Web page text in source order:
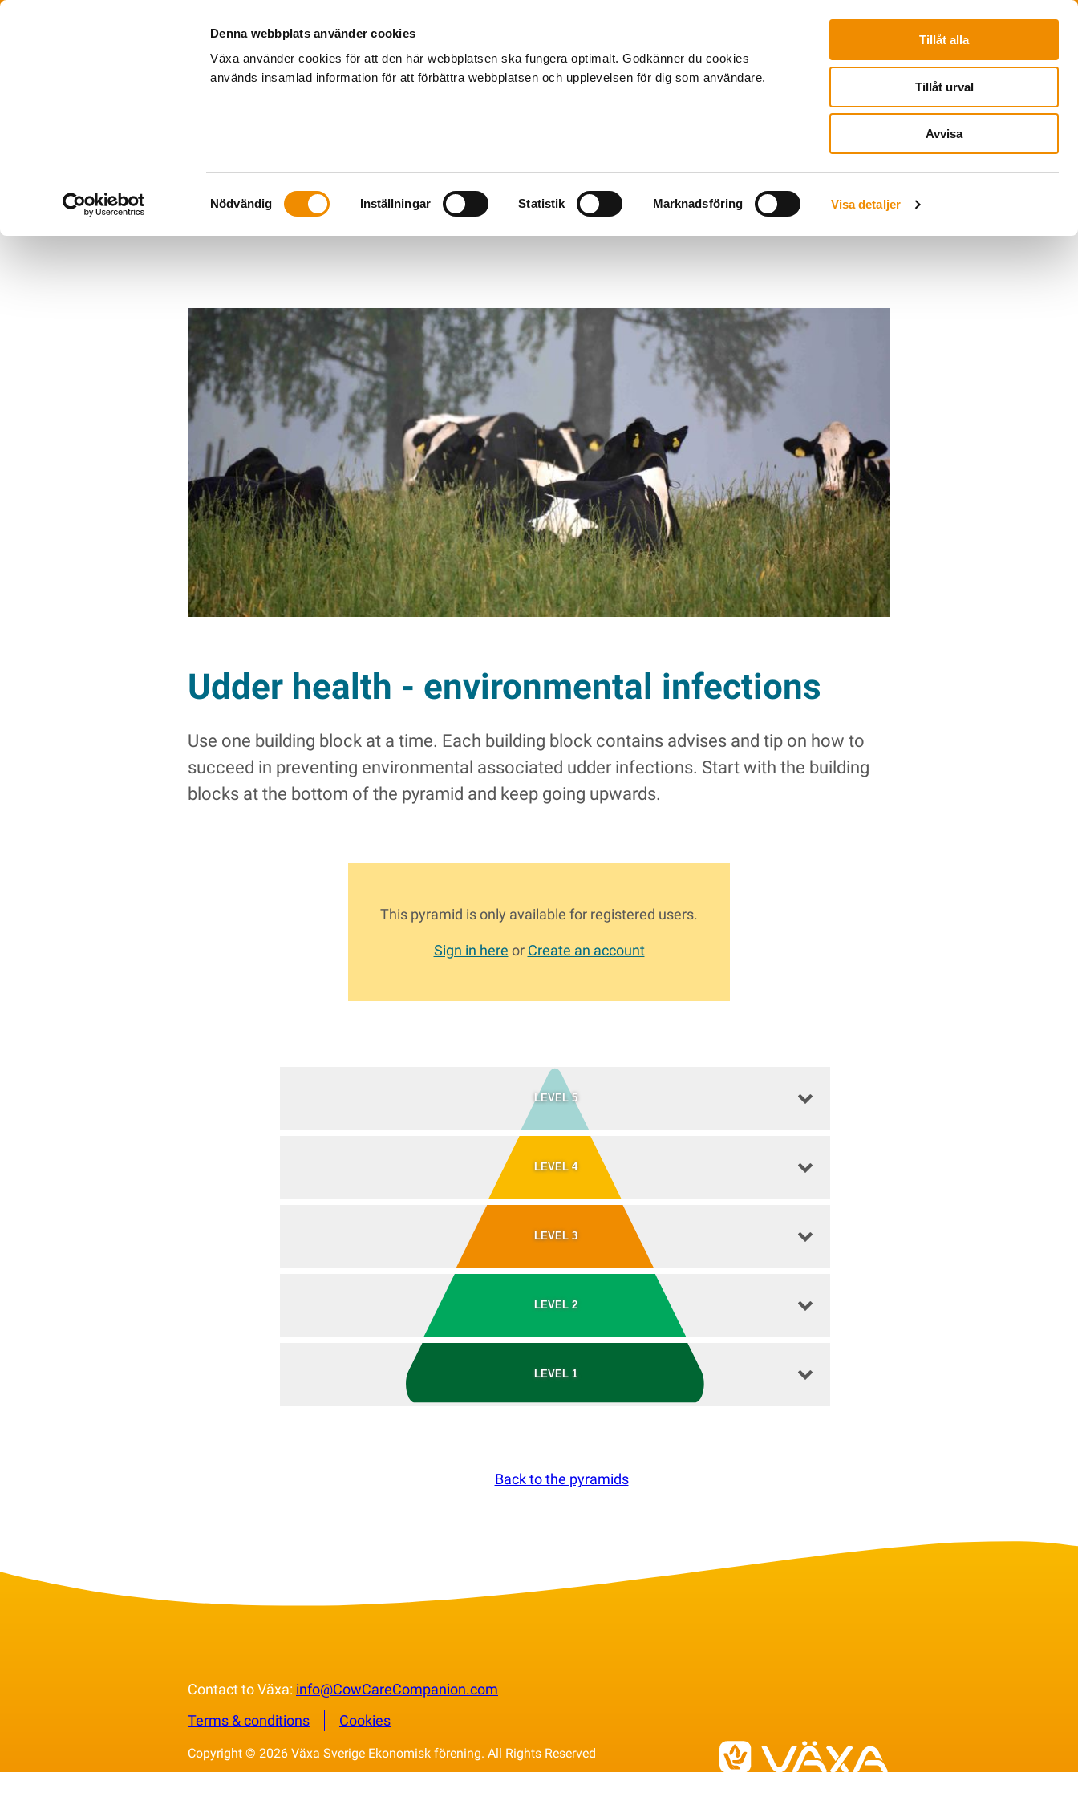
Denna webbplats använder cookies
Växa använder cookies för att den här webbplatsen ska fungera optimalt. Godkänner du cookies
används insamlad information för att förbättra webbplatsen och upplevelsen för dig som användare.
Samtyckesval
Nödvändig Inställningar Statistik Marknadsföring Visa detaljer
Tillåt alla
Tillåt urval
Avvisa
Udder health - environmental infections
Use one building block at a time. Each building block contains advises and tip on how to
succeed in preventing environmental associated udder infections. Start with the building
blocks at the bottom of the pyramid and keep going upwards.
This pyramid is only available for registered users.
Sign in here or Create an account
LEVEL 5
LEVEL 4
LEVEL 3
LEVEL 2
LEVEL 1
Back to the pyramids
Contact to Växa: info@CowCareCompanion.com
Terms & conditions
Cookies
Copyright © 2026 Växa Sverige Ekonomisk förening. All Rights Reserved